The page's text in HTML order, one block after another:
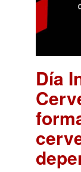
Día